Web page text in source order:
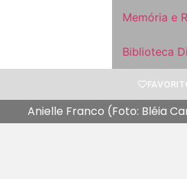
Memória e
Biblioteca
Anielle Franco (Foto: Bléia